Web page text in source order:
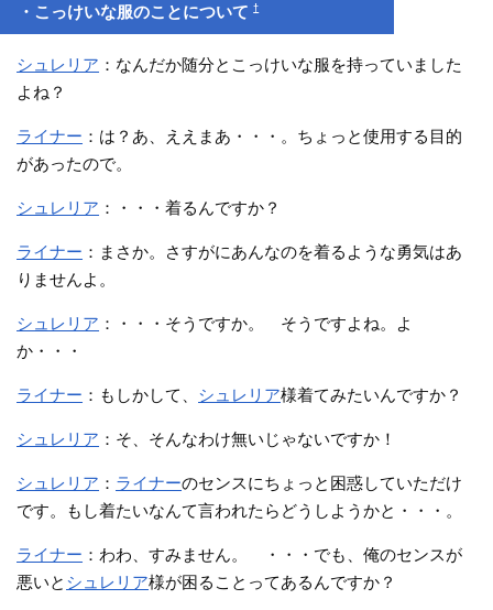
・こっけいな服のことについて†
シュレリア ：なんだか随分とこっけいな服を持っていました
よね？
ライナー ：は？あ、ええまあ・・・。ちょっと使用する目的
があったので。
シュレリア ：・・・着るんですか？
ライナー ：まさか。さすがにあんなのを着るような勇気はあ
りませんよ。
シュレリア ：・・・そうですか。 そうですよね。よ
か・・・
ライナー ：もしかして、 シュレリア様着てみたいんですか？
シュレリア ：そ、そんなわけ無いじゃないですか！
シュレリア ： ライナーのセンスにちょっと困惑していただけ
です。もし着たいなんて言われたらどうしようかと・・・。
ライナー ：わわ、すみません。 ・・・でも、俺のセンスが
悪いと シュレリア様が困ることってあるんですか？